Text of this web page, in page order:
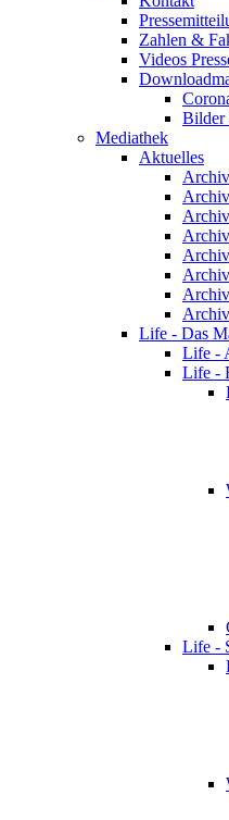
Zahlen &
Videos
Bilder
Mediathek
Aktuelles
Life - Das
Life -
Life -
Life -